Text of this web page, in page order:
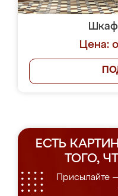
Цена:
ЕСТЬ
ТОГО,
Присылайте